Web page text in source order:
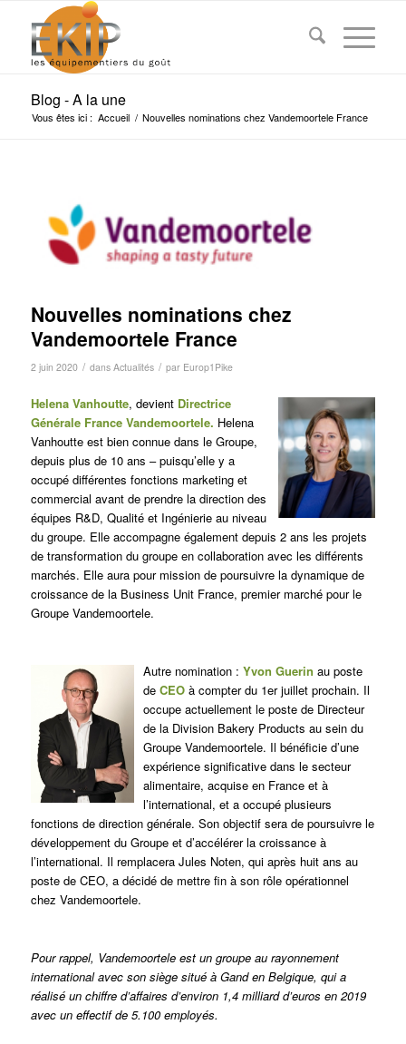
Blog - A la une
Vous êtes ici : Accueil / Nouvelles nominations chez Vandemoortele France
Nouvelles nominations chez
Vandemoortele France
2 juin 2020 / dans Actualités / par Europ1Pike
Helena Vanhoutte, devient Directrice
Générale France Vandemoortele. Helena
Vanhoutte est bien connue dans le Groupe,
depuis plus de 10 ans – puisqu’elle y a
occupé différentes fonctions marketing et
commercial avant de prendre la direction des
équipes R&D, Qualité et Ingénierie au niveau
du groupe. Elle accompagne également depuis 2 ans les projets
de transformation du groupe en collaboration avec les différents
marchés. Elle aura pour mission de poursuivre la dynamique de
croissance de la Business Unit France, premier marché pour le
Groupe Vandemoortele.
Autre nomination : Yvon Guerin au poste
de CEOà compter du 1er juillet prochain. Il
occupe actuellement le poste de Directeur
de la Division Bakery Products au sein du
Groupe Vandemoortele. Il bénéficie d’une
expérience significative dans le secteur
alimentaire, acquise en France et à
l’international, et a occupé plusieurs
fonctions de direction générale. Son objectif sera de poursuivre le
développement du Groupe et d’accélérer la croissance à
l’international. Il remplacera Jules Noten, qui après huit ans au
poste de CEO, a décidé de mettre fin à son rôle opérationnel
chez Vandemoortele.
Pour rappel, Vandemoortele est un groupe au rayonnement
international avec son siège situé à Gand en Belgique, qui a
réalisé un chiffre d’affaires d’environ 1,4 milliard d’euros en 2019
avec un effectif de 5.100 employés.